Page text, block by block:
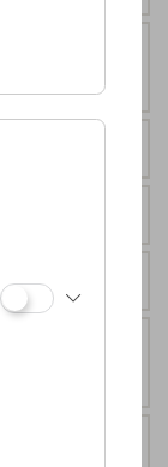
für
statt?